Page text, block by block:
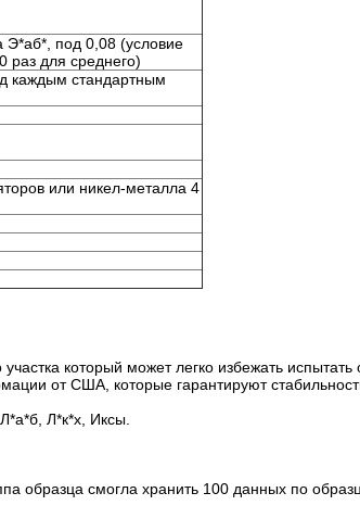
Э*аб*, под 0,08 (условие
раз для среднего)
каждым стандартным
или никел-металла 4
который может легко избежать испытать
от США, которые гарантируют
Л*к*х, Иксы.
образца смогла хранить 100 данных по